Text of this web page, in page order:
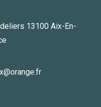
13100 Aix-En-